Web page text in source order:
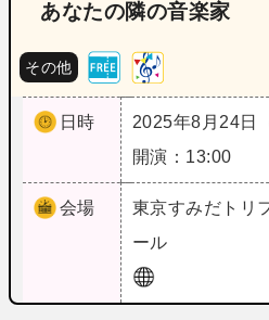
あなたの隣の音楽家
その他
日時
2025年8月24日
開演：13:00
会場 東京すみだトリ
ール